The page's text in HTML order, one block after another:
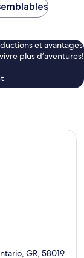
et avantages
plus d’aventures!
GR, 58019